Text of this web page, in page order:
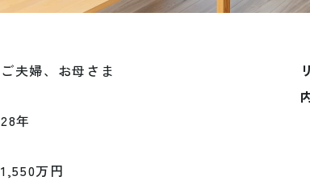
ご夫婦、お母さま
28年
1,550万円